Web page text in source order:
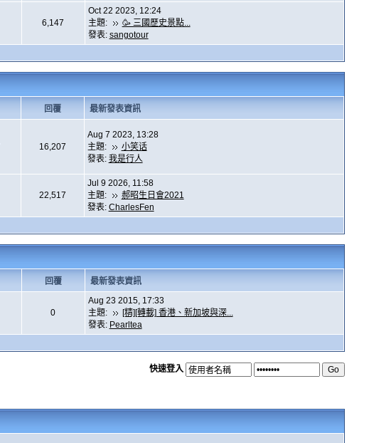
6,147
Oct 22 2023, 12:24
主題:
🥳 三國歷史景點...
發表: sangotour
回覆 最新發表資訊
16,207
Aug 7 2023, 13:28
主題:
小笑话
發表: 我是行人
22,517
Jul 9 2026, 11:58
主題:
郝昭生日會2021
發表: CharlesFen
回覆 最新發表資訊
0
Aug 23 2015, 17:33
主題:
[精][轉載] 香港、新加坡與深...
發表: Pearltea
快速登入